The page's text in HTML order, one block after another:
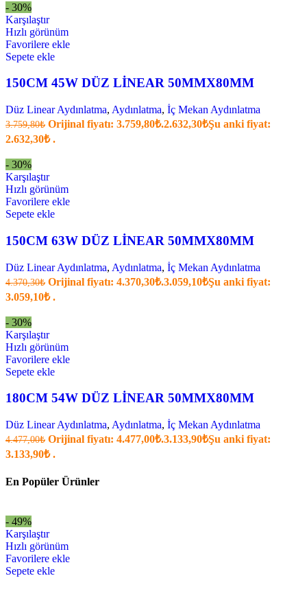
- 30%
Karşılaştır
Hızlı görünüm
Favorilere ekle
Sepete ekle
150CM 45W DÜZ LİNEAR 50MMX80MM
Düz Linear Aydınlatma, Aydınlatma, İç Mekan Aydınlatma
3.759,80₺ Orijinal fiyatı: 3.759,80₺.2.632,30₺Şu anki fiyat:
2.632,30₺ .
- 30%
Karşılaştır
Hızlı görünüm
Favorilere ekle
Sepete ekle
150CM 63W DÜZ LİNEAR 50MMX80MM
Düz Linear Aydınlatma, Aydınlatma, İç Mekan Aydınlatma
4.370,30₺ Orijinal fiyatı: 4.370,30₺.3.059,10₺Şu anki fiyat:
3.059,10₺ .
- 30%
Karşılaştır
Hızlı görünüm
Favorilere ekle
Sepete ekle
180CM 54W DÜZ LİNEAR 50MMX80MM
Düz Linear Aydınlatma, Aydınlatma, İç Mekan Aydınlatma
4.477,00₺ Orijinal fiyatı: 4.477,00₺.3.133,90₺Şu anki fiyat:
3.133,90₺ .
En Popüler Ürünler
- 49%
Karşılaştır
Hızlı görünüm
Favorilere ekle
Sepete ekle